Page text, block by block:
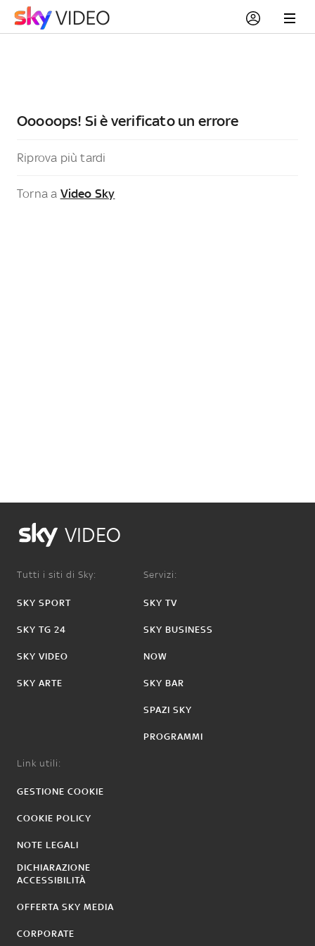
Ooooops! Si è verificato un errore
Riprova più tardi
Torna a Video Sky
VIDEO
Tutti i siti di Sky:
SKY SPORT
SKY TG 24
SKY VIDEO
SKY ARTE
Servizi:
SKY TV
SKY BUSINESS
NOW
SKY BAR
SPAZI SKY
PROGRAMMI
Link utili:
GESTIONE COOKIE
COOKIE POLICY
NOTE LEGALI
DICHIARAZIONE
ACCESSIBILITÀ
OFFERTA SKY MEDIA
CORPORATE